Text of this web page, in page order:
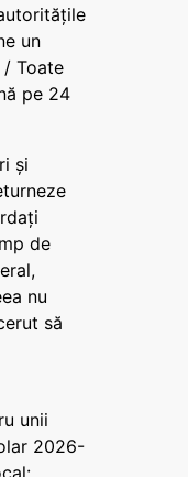
un
/ Toate
pe 24
și
de
nu
să
unii
2026-